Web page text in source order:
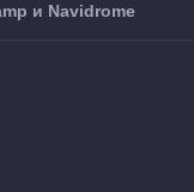
и Navidrome